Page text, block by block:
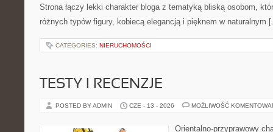
Strona łączy lekki charakter bloga z tematyką bliską osobom,
różnych typów figury, kobiecą elegancją i pięknem w naturalnym
CATEGORIES: NIERUCHOMOŚCI
TESTY I RECENZJE
POSTED BY ADMIN CZE - 13 - 2026 MOŻLIWOŚĆ
Orientalno-przyprawowy